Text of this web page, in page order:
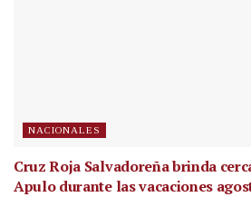
NACIONALES
Cruz Roja Salvadoreña brinda
Apulo durante las vacaciones